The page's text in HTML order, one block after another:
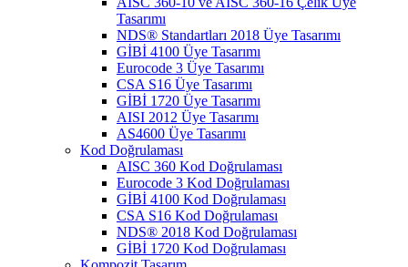
Tasarımı
NDS® Standartları 2018 Üye Tasarımı
GİBİ 4100 Üye Tasarımı
Eurocode 3 Üye Tasarımı
CSA S16 Üye Tasarımı
GİBİ 1720 Üye Tasarımı
AISI 2012 Üye Tasarımı
AS4600 Üye Tasarımı
Kod Doğrulaması
AISC 360 Kod Doğrulaması
Eurocode 3 Kod Doğrulaması
GİBİ 4100 Kod Doğrulaması
CSA S16 Kod Doğrulaması
NDS® 2018 Kod Doğrulaması
GİBİ 1720 Kod Doğrulaması